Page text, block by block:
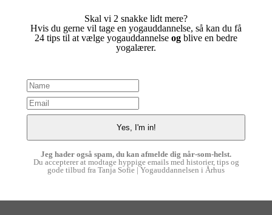
Skal vi 2 snakke lidt mere?
Hvis du gerne vil tage en yogauddannelse, så kan du få
24 tips til at vælge yogauddannelse og blive en bedre
yogalærer.
Jeg hader også spam, du kan afmelde dig når-som-helst.
Du accepterer at modtage hyppige emails med historier, tips og
gode tilbud fra Tanja Sofie | Yogauddannelsen i Århus